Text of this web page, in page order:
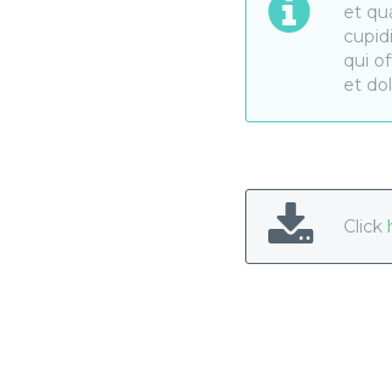
et
qui
et
Click